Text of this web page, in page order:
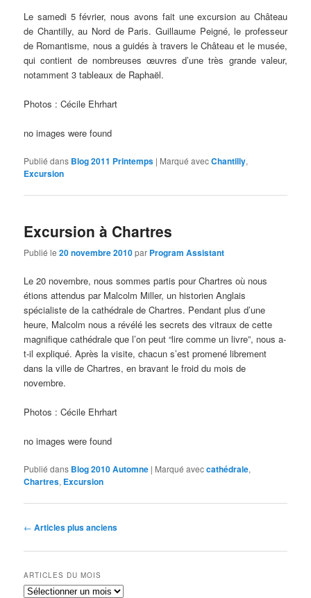
Le samedi 5 février, nous avons fait une excursion au Château
de Chantilly, au Nord de Paris. Guillaume Peigné, le professeur
de Romantisme, nous a guidés à travers le Château et le musée,
qui contient de nombreuses œuvres d’une très grande valeur,
notamment 3 tableaux de Raphaël.
Photos : Cécile Ehrhart
no images were found
Publié dans Blog 2011 Printemps | Marqué avecChantilly,
Excursion
Excursion à Chartres
Publié le20 novembre 2010par Program Assistant
Le 20 novembre, nous sommes partis pour Chartres où nous
étions attendus par Malcolm Miller, un historien Anglais
spécialiste de la cathédrale de Chartres. Pendant plus d’une
heure, Malcolm nous a révélé les secrets des vitraux de cette
magnifique cathédrale que l’on peut “lire comme un livre”, nous a-
t-il expliqué. Après la visite, chacun s’est promené librement
dans la ville de Chartres, en bravant le froid du mois de
novembre.
Photos : Cécile Ehrhart
no images were found
Publié dans Blog 2010 Automne | Marqué aveccathédrale,
Chartres, Excursion
Navigation
articles
← Articles plus anciens
ARTICLES DU MOIS
Articles